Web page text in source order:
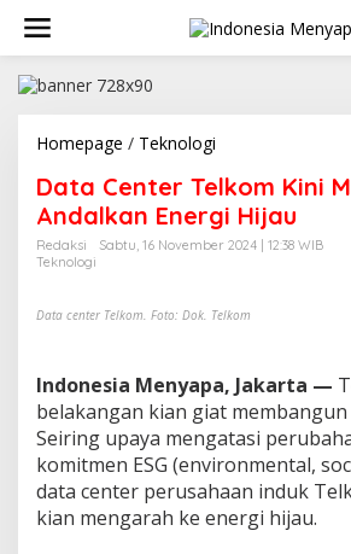
w
Homepage / Teknologi
t
a
C
e
e
e
l
k
o
m
K
i
Data Center Telkom Kini
Andalkan Energi Hijau
Redaksi
Sabtu, 16 November 2024 | 12:38 WIB
Teknologi
Data center Telkom. Foto: Dok. Telkom
Indonesia Menyapa, Jakarta —
belakangan kian giat membangun
Seiring upaya mengatasi
komitmen ESG (environmental,
data center perusahaan induk
kian mengarah ke energi hijau.